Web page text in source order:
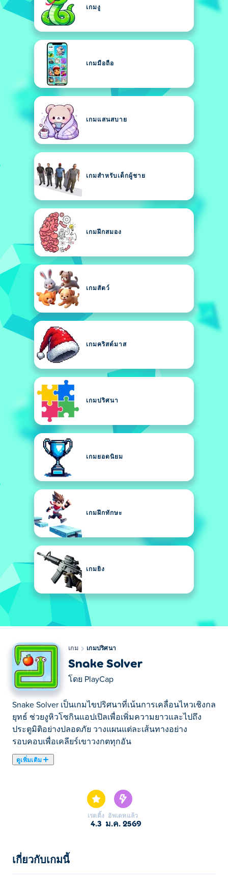
เกมงู
เกมมือถือ
เกมแสนสบาย
เกมสำหรับเด็กผู้ชาย
เกมฝึกสมอง
เกมสัตว์
เกมคริสต์มาส
เกมปริศนา
เกมยอดนิยม
เกมฝึกทักษะ
เกมยิง
เกม เกมปริศนา
Snake Solver
โดย PlayCap
Snake Solver เป็นเกมไขปริศนาที่เน้นการเคลื่อนไหวเชิงกล
ยุทธ์ ช่วยงูหิวโซกินแอปเปิลเพื่อเพิ่มความยาวและไปถึง
ประตูมิติอย่างปลอดภัย วางแผนแต่ละเส้นทางอย่าง
รอบคอบเพื่อเคลียร์เขาวงกตทุกอัน
ดูเพิ่มเติม
แอปเปิล! งูชอบแอปเปิลมาก แต่โชคร้ายที่พวกมันดูเหมือน
จะอยู่ไกลเกินไปหรือถูกขังอยู่หลังประตู โชคดีสำหรับคุณ งู
ตัวนี้โตเร็ว! การกินถั่วเหลืองจะทำให้งูตัวใหญ่ขึ้น ซึ่งช่วย
ไม่ใช่สัตว์โปรดของคุณเหรอ? ไม่มีปัญหา! มีสัตว์อื่นๆ อีก
เรตติ้ง
4.3
อัพเดทแล้ว
ม.ค. 2569
เกี่ยวกับเกมนี้